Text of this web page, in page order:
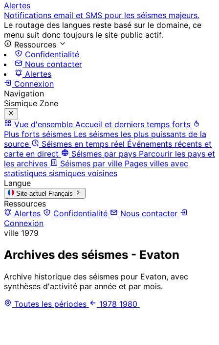
Alertes
Notifications email et SMS pour les séismes majeurs.
Le routage des langues reste basé sur le domaine, ce
menu suit donc toujours le site public actif.
Ressources
Confidentialité
Nous contacter
Alertes
Connexion
Navigation
Sismique Zone
Vue d'ensemble Accueil et derniers temps forts
Plus forts séismes Les séismes les plus puissants de la
source
Séismes en temps réel Événements récents et
carte en direct
Séismes par pays Parcourir les pays et
les archives
Séismes par ville Pages villes avec
statistiques sismiques voisines
Langue
Site actuel Français
Ressources
Alertes
Confidentialité
Nous contacter
Connexion
ville 1979
Archives des séismes - Evaton
Archive historique des séismes pour Evaton, avec
synthèses d'activité par année et par mois.
Toutes les périodes
1978 1980